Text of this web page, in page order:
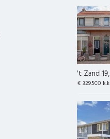
't Zand
€ 329.500 k.k